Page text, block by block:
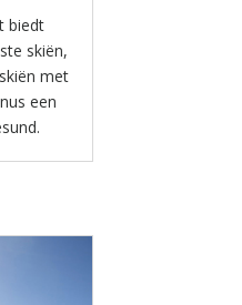
biedt
skiën,
met
een